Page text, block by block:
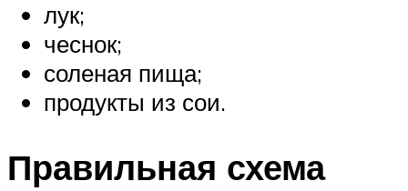
лук;
чеснок;
соленая пища;
продукты из сои.
Правильная схема